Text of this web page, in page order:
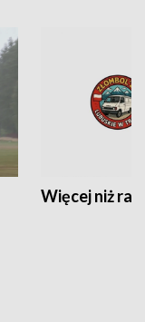
Więcej niż rajd